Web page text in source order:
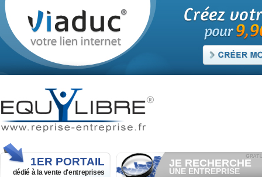
1ER PORTAIL
dédié à la vente d'entreprises
JE RECHERCHE
UNE ENTREPRISE